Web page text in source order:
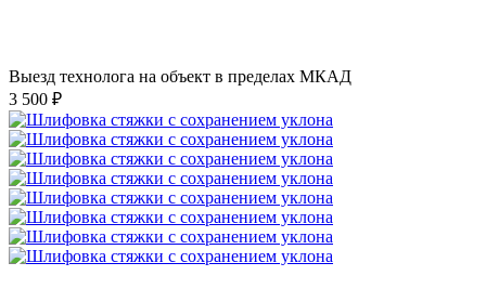
Выезд технолога на объект в пределах МКАД
3 500 ₽